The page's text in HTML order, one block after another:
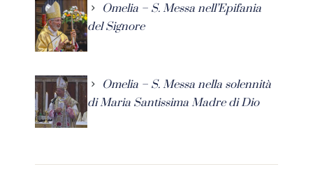
Omelia – S. Messa nell’Epifania
del Signore
Omelia – S. Messa nella solennità
di Maria Santissima Madre di Dio